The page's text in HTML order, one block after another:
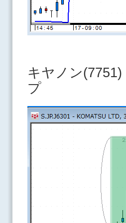
キヤノン
プ